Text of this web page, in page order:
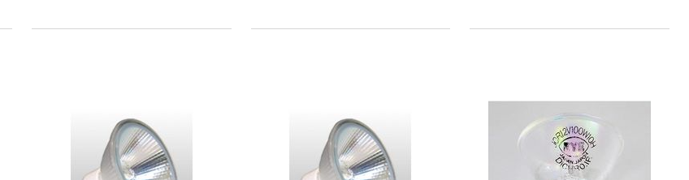
ダイクロハロゲ
ンJDRφ50アド